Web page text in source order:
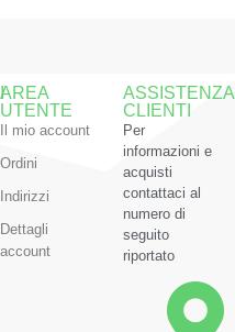
AREA
UTENTE
Il mio account
Ordini
Indirizzi
Dettagli
account
ASSISTENZA
CLIENTI
Per
informazioni e
acquisti
contattaci al
numero di
seguito
riportato